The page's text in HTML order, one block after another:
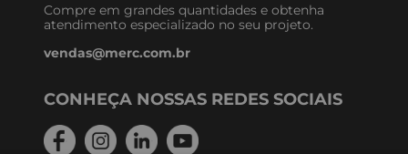
Compre em grandes quantidades e obtenha
atendimento especializado no seu projeto.
vendas@merc.com.br
CONHEÇA NOSSAS REDES SOCIAIS